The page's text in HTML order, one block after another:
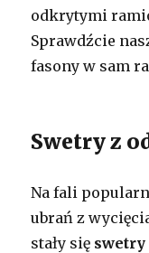
odkrytymi
Sprawdźcie
fasony w sam
Swetry z
Na fali
ubrań z
stały się